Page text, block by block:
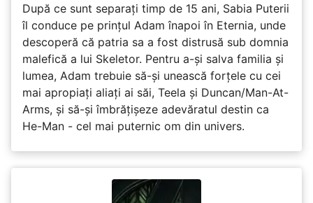
După ce sunt separați timp de 15 ani, Sabia Puterii
îl conduce pe prințul Adam înapoi în Eternia, unde
descoperă că patria sa a fost distrusă sub domnia
malefică a lui Skeletor. Pentru a-și salva familia și
lumea, Adam trebuie să-și unească forțele cu cei
mai apropiați aliați ai săi, Teela și Duncan/Man-At-
Arms, și să-și îmbrățișeze adevăratul destin ca
He-Man - cel mai puternic om din univers.